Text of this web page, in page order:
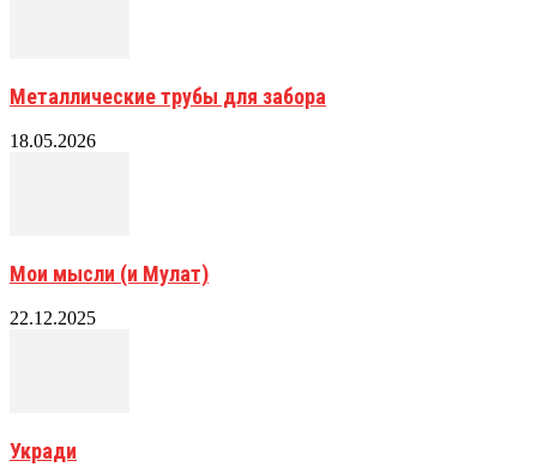
Металлические трубы для забора
18.05.2026
Мои мысли (и Мулат)
22.12.2025
Укради